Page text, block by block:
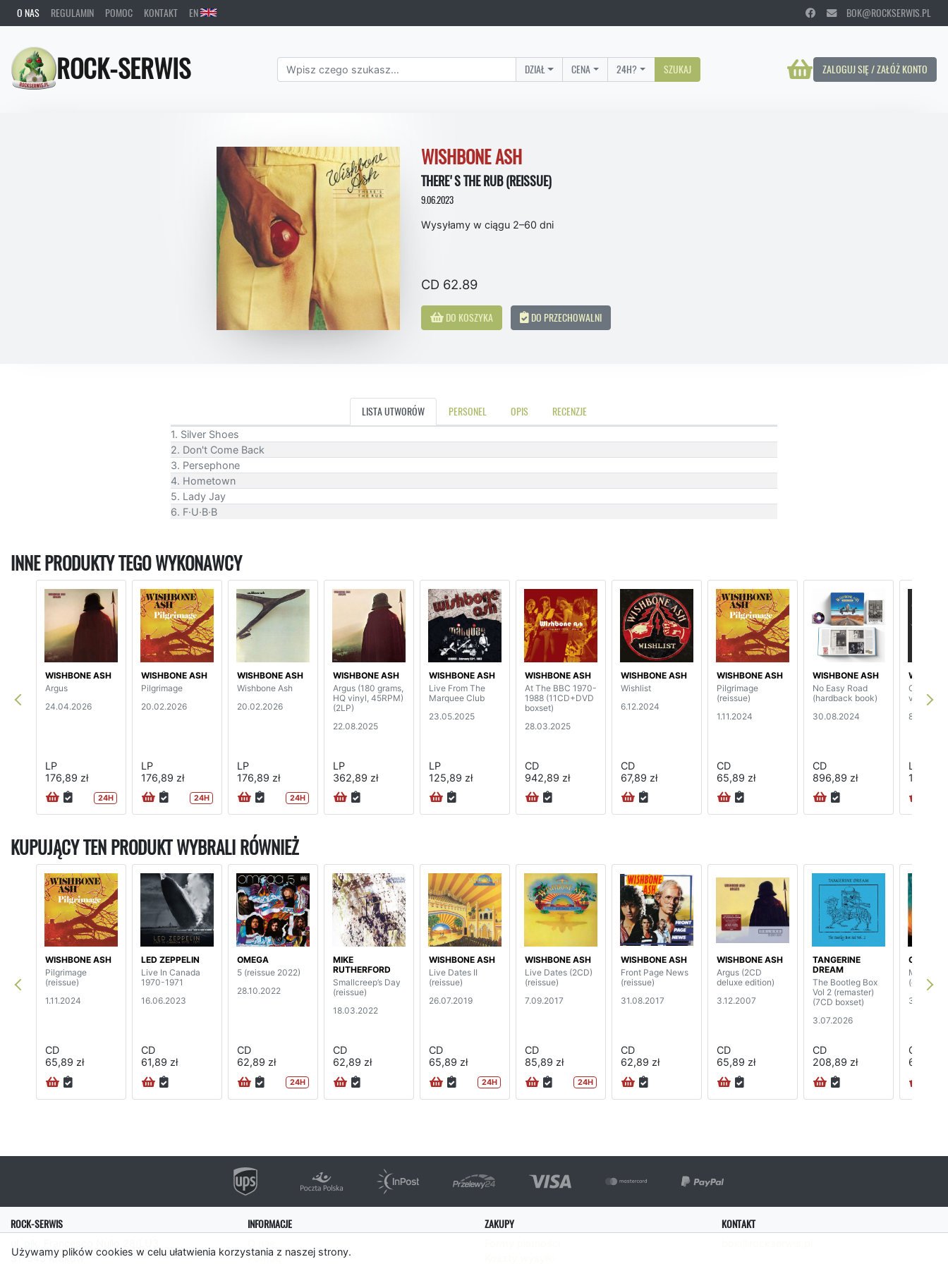
Używamy plików cookies w celu ułatwienia korzystania z naszej strony.
O NAS REGULAMIN POMOC KONTAKT EN BOK@ROCKSERWIS.PL
ROCK-SERWIS ZALOGUJ SIĘ / ZAŁÓŻ KONTO
DZIAŁ CENA 24H? SZUKAJ
WISHBONE ASH
THERE'S THE RUB (REISSUE)
9.06.2023
Wysyłamy w ciągu 2–60 dni
CD 62.89
DO KOSZYKA DO PRZECHOWALNI
LISTA UTWORÓW PERSONEL OPIS RECENZJE
1. Silver Shoes
2. Don't Come Back
3. Persephone
4. Hometown
5. Lady Jay
6. F·U·B·B
INNE PRODUKTY TEGO WYKONAWCY
WISHBONE ASH
Argus
24.04.2026
LP
176,89 zł
24H
WISHBONE ASH
Pilgrimage
20.02.2026
LP
176,89 zł
24H
WISHBONE ASH
Wishbone Ash
20.02.2026
LP
176,89 zł
24H
WISHBONE ASH
Argus (180 grams,
HQ vinyl, 45RPM)
(2LP)
22.08.2025
LP
362,89 zł
WISHBONE ASH
Live From The
Marquee Club
23.05.2025
LP
125,89 zł
WISHBONE ASH
At The BBC 1970-
1988 (11CD+DVD
boxset)
28.03.2025
CD
942,89 zł
WISHBONE ASH
Wishlist
6.12.2024
CD
67,89 zł
WISHBONE ASH
Pilgrimage
(reissue)
1.11.2024
CD
65,89 zł
WISHBONE ASH
No Easy Road
(hardback book)
30.08.2024
CD
896,89 zł
Coat Of
vinyl)
8.12.2023
LP
132,89
KUPUJĄCY TEN PRODUKT WYBRALI RÓWNIEŻ
WISHBONE ASH
Pilgrimage
(reissue)
1.11.2024
CD
65,89 zł
LED ZEPPELIN
Live In Canada
1970-1971
16.06.2023
CD
61,89 zł
OMEGA
5 (reissue 2022)
28.10.2022
CD
62,89 zł
24H
MIKE
RUTHERFORD
Smallcreep’s Day
(reissue)
18.03.2022
CD
62,89 zł
WISHBONE ASH
Live Dates II
(reissue)
26.07.2019
CD
65,89 zł
24H
WISHBONE ASH
Live Dates (2CD)
(reissue)
7.09.2017
CD
85,89 zł
24H
WISHBONE ASH
Front Page News
(reissue)
31.08.2017
CD
62,89 zł
WISHBONE ASH
Argus (2CD
deluxe edition)
3.12.2007
CD
65,89 zł
TANGERINE
DREAM
The Bootleg Box
Vol 2 (remaster)
(7CD boxset)
3.07.2026
CD
208,89 zł
Magic 8-
(digipak)
CD
68,89 zł
ROCK-SERWIS
31-543 Kraków
INFORMACJE
Pomoc
ZAKUPY KONTAKT